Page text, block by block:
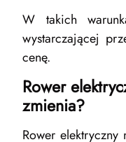
W takich
wystarczającej
cenę.
Rower
zmienia?
Rower elektryczny